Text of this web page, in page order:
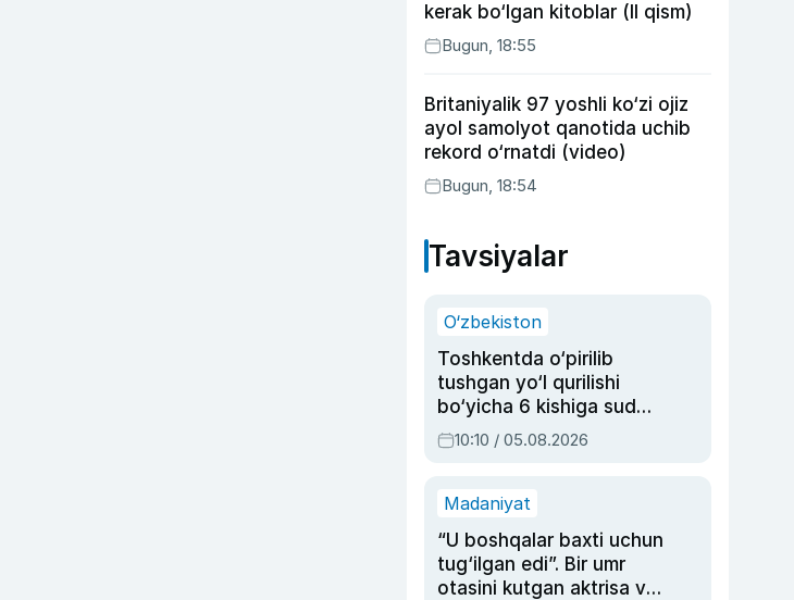
kerak bo‘lgan kitoblar (II qism)
Bugun, 18:55
Britaniyalik 97 yoshli ko‘zi ojiz
ayol samolyot qanotida uchib
rekord o‘rnatdi (video)
Bugun, 18:54
Tavsiyalar
O‘zbekiston
Toshkentda o‘pirilib
tushgan yo‘l qurilishi
bo‘yicha 6 kishiga sud
hukmi o‘qildi
10:10 / 05.08.2026
Madaniyat
“U boshqalar baxti uchun
tug‘ilgan edi”. Bir umr
otasini kutgan aktrisa va